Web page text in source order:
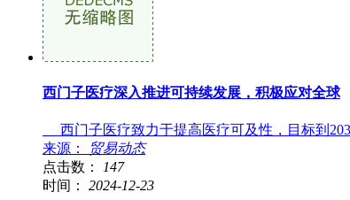
西门子医疗深入推进可持续发展，积极应对全球
西门子医疗致力于提高医疗可及性，目标到
来源：
贸易动态
点击数：
147
时间： 2024-12-23